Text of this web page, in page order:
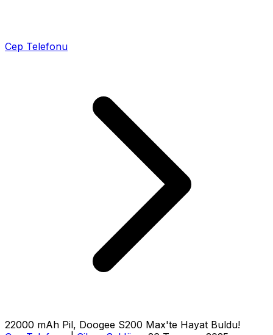
Cep Telefonu
22000 mAh Pil, Doogee S200 Max'te Hayat Buldu!